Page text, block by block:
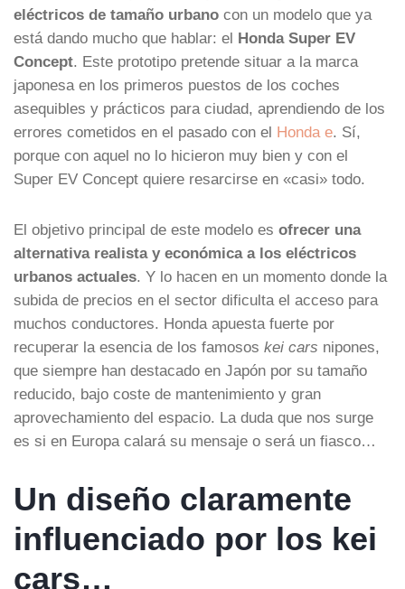
eléctricos de tamaño urbano con un modelo que ya
está dando mucho que hablar: el Honda Super EV
Concept. Este prototipo pretende situar a la marca
japonesa en los primeros puestos de los coches
asequibles y prácticos para ciudad, aprendiendo de los
errores cometidos en el pasado con el Honda e. Sí,
porque con aquel no lo hicieron muy bien y con el
Super EV Concept quiere resarcirse en «casi» todo.
El objetivo principal de este modelo es ofrecer una
alternativa realista y económica a los eléctricos
urbanos actuales. Y lo hacen en un momento donde la
subida de precios en el sector dificulta el acceso para
muchos conductores. Honda apuesta fuerte por
recuperar la esencia de los famosos kei cars nipones,
que siempre han destacado en Japón por su tamaño
reducido, bajo coste de mantenimiento y gran
aprovechamiento del espacio. La duda que nos surge
es si en Europa calará su mensaje o será un fiasco…
Un diseño claramente
influenciado por los kei
cars…